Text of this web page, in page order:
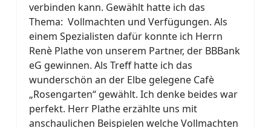
verbinden kann. Gewählt hatte ich das
Thema: Vollmachten und Verfügungen. Als
einem Spezialisten dafür konnte ich Herrn
Renè Plathe von unserem Partner, der BBBank
eG gewinnen. Als Treff hatte ich das
wunderschön an der Elbe gelegene Cafè
„Rosengarten“ gewählt. Ich denke beides war
perfekt. Herr Plathe erzählte uns mit
anschaulichen Beispielen welche Vollmachten